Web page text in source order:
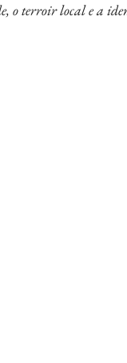
o terroir local e a